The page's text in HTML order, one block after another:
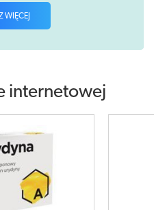
WIĘCEJ
internetowej